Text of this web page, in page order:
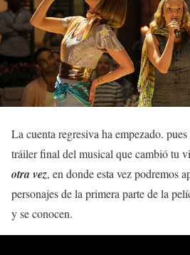
La cuenta regresiva ha empezado.
tráiler final del musical que cambió tu
otra vez, en donde esta vez podremos
personajes de la primera parte de la
y se conocen.